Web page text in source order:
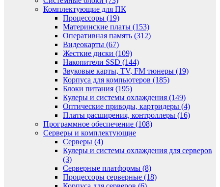
Комплектующие для ПК
Процессоры (19)
Материнские платы (153)
Оперативная память (312)
Видеокарты (67)
Жесткие диски (109)
Накопители SSD (144)
Звуковые карты, TV, FM тюнеры (19)
Корпуса для компьютеров (185)
Блоки питания (195)
Кулеры и системы охлаждения (149)
Оптические приводы, картридеры (4)
Платы расширения, контроллеры (16)
Программное обеспечение (108)
Серверы и комплектующие
Серверы (4)
Кулеры и системы охлаждения для серверов
(3)
Серверные платформы (8)
Процессоры серверные (18)